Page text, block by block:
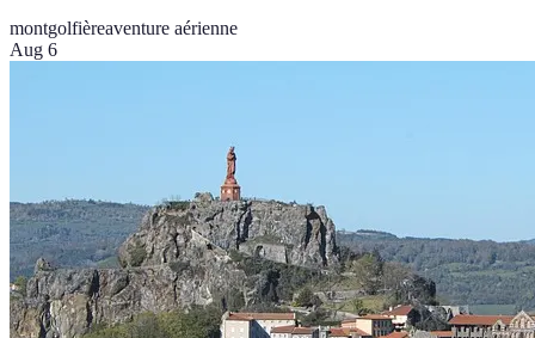
montgolfièreaventure aérienne
Aug 6